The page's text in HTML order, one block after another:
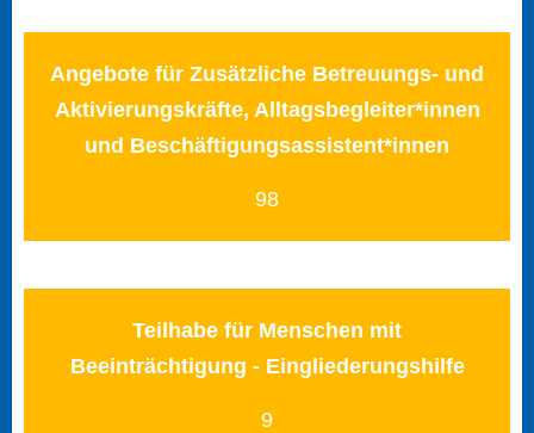
Angebote für Zusätzliche Betreuungs- und
Aktivierungskräfte, Alltagsbegleiter*innen
und Beschäftigungsassistent*innen
98
Teilhabe für Menschen mit
Beeinträchtigung - Eingliederungshilfe
9